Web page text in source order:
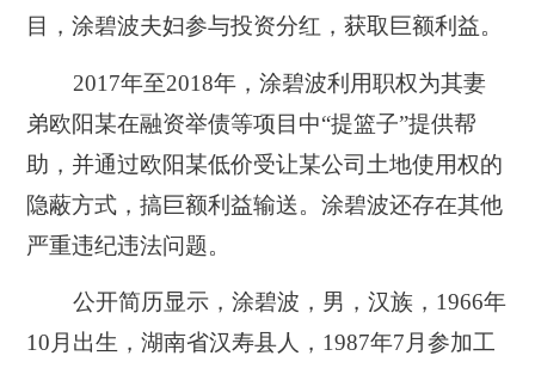
目，涂碧波夫妇参与投资分红，获取巨额利益。
2017年至2018年，涂碧波利用职权为其妻
弟欧阳某在融资举债等项目中“提篮子”提供帮
助，并通过欧阳某低价受让某公司土地使用权的
隐蔽方式，搞巨额利益输送。涂碧波还存在其他
严重违纪违法问题。
公开简历显示，涂碧波，男，汉族，1966年
10月出生，湖南省汉寿县人，1987年7月参加工